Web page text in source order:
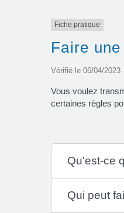
Fiche pratique
Faire
Vérifié le 06/04/2023
Vous voulez
certaines règles
Qu'est-ce
Qui peut